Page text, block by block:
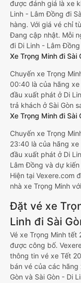
được đánh giá là xe
Linh - Lâm Đồng đi
hàng. Với giá vé chỉ
Đang cập nhật. Mỗi
đi Di Linh - Lâm Đồng
Xe Trọng Minh đi Sài
Chuyến xe Trọng
00:40 là của hãng
đầu xuất phát ở Di
trả khách ở Sài Gòn
Xe Trọng Minh đi Sài
Chuyến xe Trọng
23:40 là của hãng
đầu xuất phát ở Di
Lâm Đồng và dự kiến
Hiện tại Vexere.com
nhà xe Trọng Minh
Đặt vé xe
Linh đi Sài
Vé xe Trọng Minh tết
được công bố.
thông tin vé xe Tết
bán vé của các
Gòn và Sài Gòn - Di